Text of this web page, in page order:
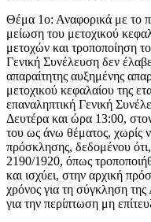
Θέμα 1ο: Αναφορικά με το
μείωση του μετοχικού
μετοχών και τροποποίηση
Γενική Συνέλευση δεν
απαραίτητης αυξημένης
μετοχικού κεφαλαίου της
επαναληπτική Γενική
Δευτέρα και ώρα 13:00,
του ως άνω θέματος, χωρίς
πρόσκλησης, δεδομένου
2190/1920, όπως
και ισχύει, στην αρχική
χρόνος για τη σύγκληση της
για την περίπτωση μη